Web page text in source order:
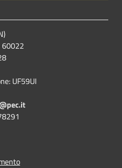
60022
UF59UI